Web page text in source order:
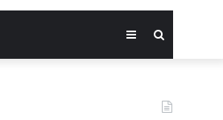
Sidebar